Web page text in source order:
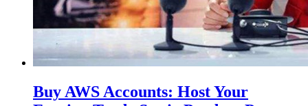
Buy AWS Accounts: Host Your